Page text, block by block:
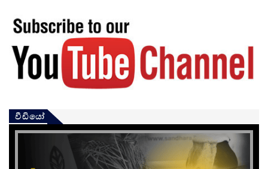
වීඩියෝ